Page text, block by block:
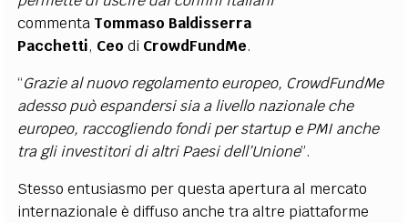
commenta Tommaso Baldisserra
Pacchetti, Ceo di CrowdFundMe.
“Grazie al nuovo regolamento europeo, CrowdFundMe
adesso può espandersi sia a livello nazionale che
europeo, raccogliendo fondi per startup e PMI anche
tra gli investitori di altri Paesi dell’Unione”.
Stesso entusiasmo per questa apertura al mercato
internazionale è diffuso anche tra altre piattaforme